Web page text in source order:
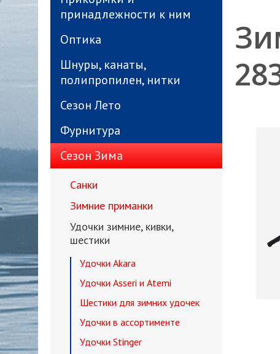
принадлежности к ним
Оптика
Шнуры, канаты,
полипропилен, нитки
Сезон Лето
Фурнитура
Сезон Зима
Санки
Зимние приманки
Удочки зимние, кивки,
шестики
Удочки Akara
Удочки Asseri и Atemi
Шестики для зимних удочек
Удочки в ассортименте
Удочки Stinger